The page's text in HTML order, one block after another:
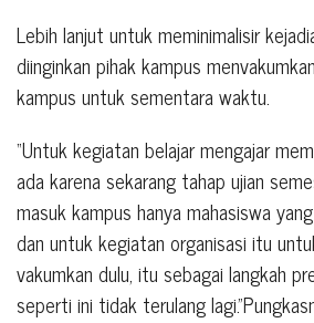
Lebih lanjut untuk meminimalisir
diinginkan pihak kampus
kampus untuk sementara waktu.
“Untuk kegiatan belajar mengajar
ada karena sekarang tahap ujian
masuk kampus hanya mahasiswa
dan untuk kegiatan organisasi itu
vakumkan dulu, itu sebagai langkah
seperti ini tidak terulang